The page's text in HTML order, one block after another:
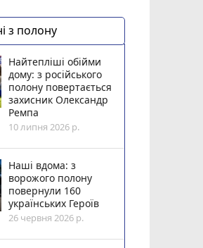
з полону
Найтепліші обійми
дому: з російського
полону повертається
захисник Олександр
Ремпа
10 липня 2026 р.
Наші вдома: з
ворожого полону
повернули 160
українських Героїв
26 червня 2026 р.